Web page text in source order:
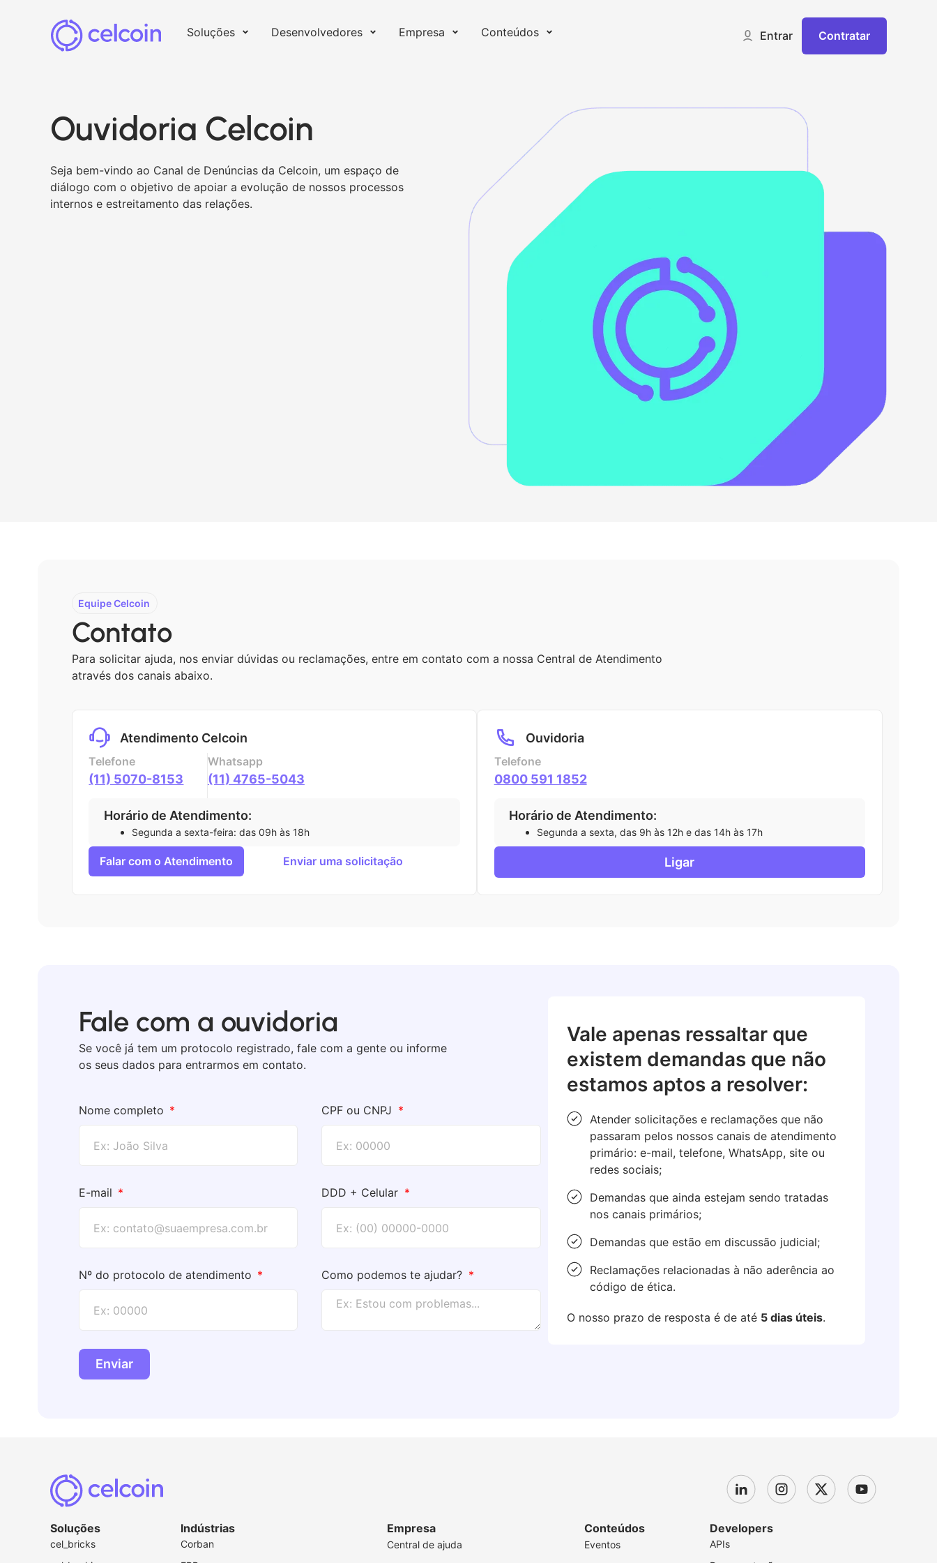
Soluções Desenvolvedores Empresa Conteúdos Entrar Contratar
Ouvidoria Celcoin
Seja bem-vindo ao Canal de Denúncias da Celcoin, um espaço de
diálogo com o objetivo de apoiar a evolução de nossos processos
internos e estreitamento das relações.
Equipe Celcoin
Contato
Para solicitar ajuda, nos enviar dúvidas ou reclamações, entre em contato com a nossa Central de Atendimento
através dos canais abaixo.
Atendimento Celcoin
Telefone
(11) 5070-8153
Whatsapp
(11) 4765-5043
Horário de Atendimento:
Segunda a sexta-feira: das 09h às 18h
Falar com o Atendimento Enviar uma solicitação
Ouvidoria
Telefone
0800 591 1852
Horário de Atendimento:
Segunda a sexta, das 9h às 12h e das 14h às 17h
Ligar
Fale com a ouvidoria
Se você já tem um protocolo registrado, fale com a gente ou informe
os seus dados para entrarmos em contato.
Nome completo CPF ou CNPJ
E-mail DDD + Celular
Nº do protocolo de atendimento Como podemos te ajudar?
Enviar
Vale apenas ressaltar que
existem demandas que não
estamos aptos a resolver:
Atender solicitações e reclamações que não
passaram pelos nossos canais de atendimento
primário: e-mail, telefone, WhatsApp, site ou
redes sociais;
Demandas que ainda estejam sendo tratadas
nos canais primários;
Demandas que estão em discussão judicial;
Reclamações relacionadas à não aderência ao
código de ética.
O nosso prazo de resposta é de até 5 dias úteis.
Soluções
cel_bricks
Indústrias
Corban
Empresa
Central de ajuda
Conteúdos
Eventos
Developers
APIs